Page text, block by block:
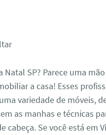
Natal SP? Parece uma
a casa! Esses
variedade de móveis,
as manhas e técnicas
cabeça. Se você está em